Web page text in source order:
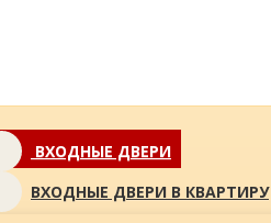
ВХОДНЫЕ ДВЕРИ
ВХОДНЫЕ ДВЕРИ В КВАРТИРУ